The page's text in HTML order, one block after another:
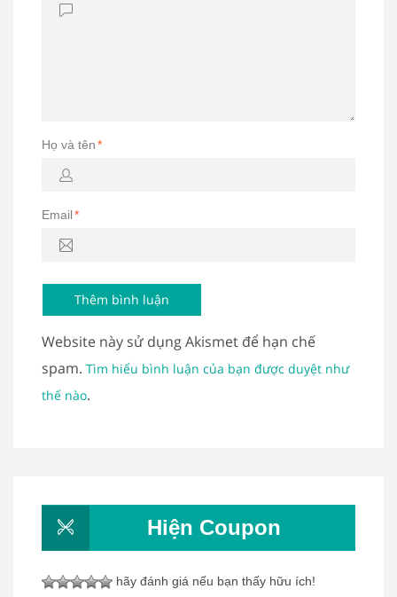
Họ và tên*
Email*
Website này sử dụng Akismet để hạn chế
spam. Tìm hiểu bình luận của bạn được duyệt như
thế nào.
Hiện Coupon
hãy đánh giá nếu bạn thấy hữu ích!